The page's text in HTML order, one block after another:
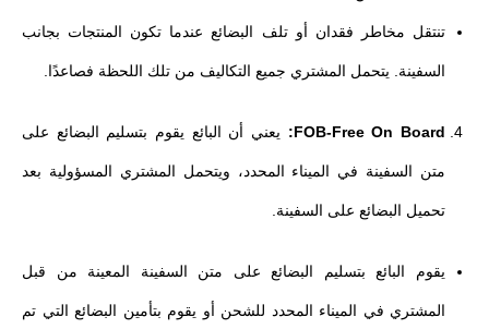
تنتقل مخاطر فقدان أو تلف البضائع عندما تكون المنتجات بجانب
السفينة. يتحمل المشتري جميع التكاليف من تلك اللحظة فصاعدًا.
FOB-Free On Board: يعني أن البائع يقوم بتسليم البضائع على
متن السفينة في الميناء المحدد، ويتحمل المشتري المسؤولية بعد
تحميل البضائع على السفينة.
يقوم البائع بتسليم البضائع على متن السفينة المعينة من قبل
المشتري في الميناء المحدد للشحن أو يقوم بتأمين البضائع التي تم